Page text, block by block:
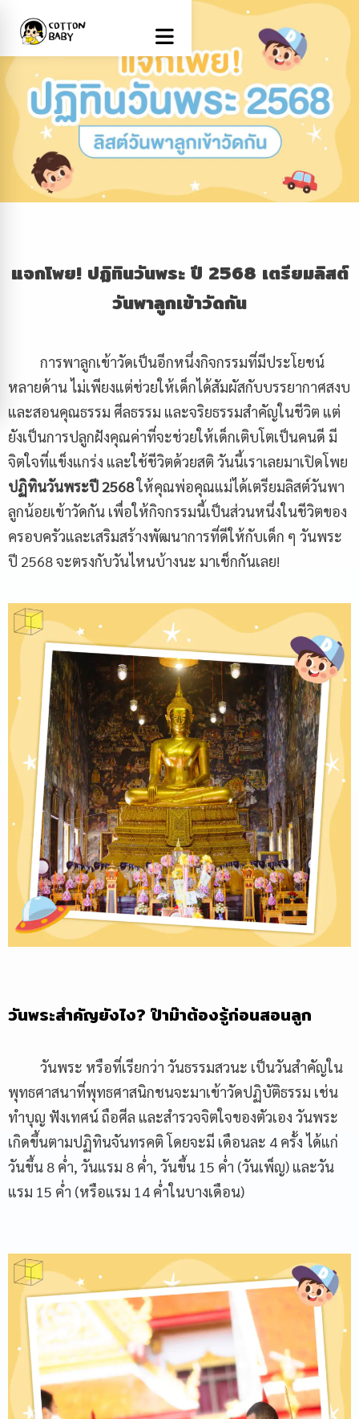
แจกโพย! ปฏิทินวันพระ ปี 2568 เตรียมลิสต์
วันพาลูกเข้าวัดกัน
การพาลูกเข้าวัดเป็นอีกหนึ่งกิจกรรมที่มีประโยชน์
หลายด้าน ไม่เพียงแต่ช่วยให้เด็กได้สัมผัสกับบรรยากาศสงบ
และสอนคุณธรรม ศีลธรรม และจริยธรรมสำคัญในชีวิต แต่
ยังเป็นการปลูกฝังคุณค่าที่จะช่วยให้เด็กเติบโตเป็นคนดี มี
จิตใจที่แข็งแกร่ง และใช้ชีวิตด้วยสติ วันนี้เราเลยมาเปิดโพย
ปฏิทินวันพระปี2568ให้คุณพ่อคุณแม่ได้เตรียมลิสต์วันพา
ลูกน้อยเข้าวัดกัน เพื่อให้กิจกรรมนี้เป็นส่วนหนึ่งในชีวิตของ
ครอบครัวและเสริมสร้างพัฒนาการที่ดีให้กับเด็ก ๆ วันพระ
ปี 2568 จะตรงกับวันไหนบ้างนะ มาเช็กกันเลย!
วันพระสำคัญยังไง? ป๊าม๊าต้องรู้ก่อนสอนลูก
วันพระ หรือที่เรียกว่า วันธรรมสวนะ เป็นวันสำคัญใน
พุทธศาสนาที่พุทธศาสนิกชนจะมาเข้าวัดปฏิบัติธรรม เช่น
ทำบุญ ฟังเทศน์ ถือศีล และสำรวจจิตใจของตัวเอง วันพระ
เกิดขึ้นตามปฏิทินจันทรคติ โดยจะมี เดือนละ 4 ครั้ง ได้แก่
วันขึ้น 8 ค่ำ, วันแรม 8 ค่ำ, วันขึ้น 15 ค่ำ (วันเพ็ญ) และวัน
แรม 15 ค่ำ (หรือแรม 14 ค่ำในบางเดือน)